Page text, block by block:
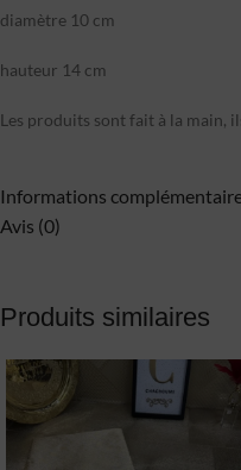
diamètre 10 cm
hauteur 14 cm
Les produits sont fait à la main,
Informations
Avis (0)
Produits similaires